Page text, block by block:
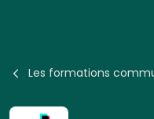
Les formations